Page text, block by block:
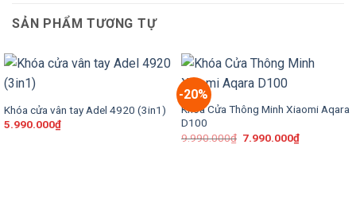
SẢN PHẨM TƯƠNG TỰ
Khóa cửa vân tay Adel 4920 (3in1)
5.990.000₫
-20%
Khóa Cửa Thông Minh Xiaomi Aqara
D100
9.990.000₫ 7.990.000₫